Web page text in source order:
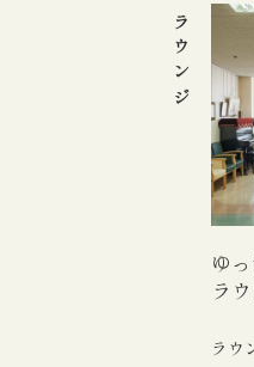
ラウンジ
ゆ
ラ
ラウ